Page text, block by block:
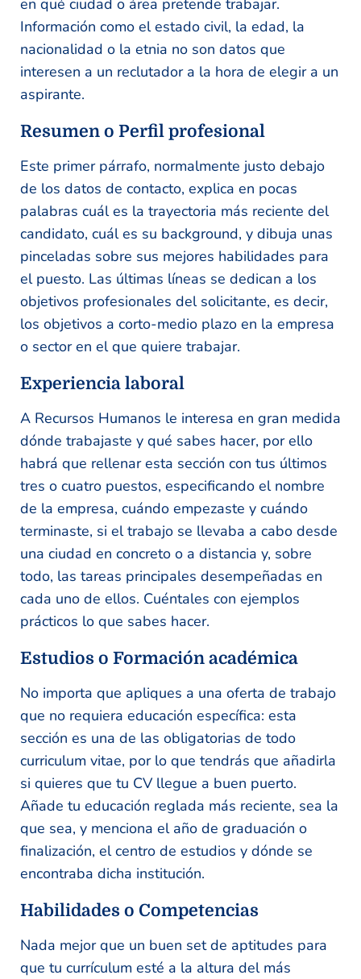
en qué ciudad o área pretende trabajar.
Información como el estado civil, la edad, la
nacionalidad o la etnia no son datos que
interesen a un reclutador a la hora de elegir a un
aspirante.
Resumen o Perfil profesional
Este primer párrafo, normalmente justo debajo
de los datos de contacto, explica en pocas
palabras cuál es la trayectoria más reciente del
candidato, cuál es su background, y dibuja unas
pinceladas sobre sus mejores habilidades para
el puesto. Las últimas líneas se dedican a los
objetivos profesionales del solicitante, es decir,
los objetivos a corto-medio plazo en la empresa
o sector en el que quiere trabajar.
Experiencia laboral
A Recursos Humanos le interesa en gran medida
dónde trabajaste y qué sabes hacer, por ello
habrá que rellenar esta sección con tus últimos
tres o cuatro puestos, especificando el nombre
de la empresa, cuándo empezaste y cuándo
terminaste, si el trabajo se llevaba a cabo desde
una ciudad en concreto o a distancia y, sobre
todo, las tareas principales desempeñadas en
cada uno de ellos. Cuéntales con ejemplos
prácticos lo que sabes hacer.
Estudios o Formación académica
No importa que apliques a una oferta de trabajo
que no requiera educación específica: esta
sección es una de las obligatorias de todo
curriculum vitae, por lo que tendrás que añadirla
si quieres que tu CV llegue a buen puerto.
Añade tu educación reglada más reciente, sea la
que sea, y menciona el año de graduación o
finalización, el centro de estudios y dónde se
encontraba dicha institución.
Habilidades o Competencias
Nada mejor que un buen set de aptitudes para
que tu currículum esté a la altura del más